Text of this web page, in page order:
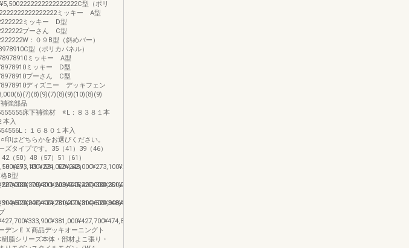
型（ポリ
ミッキー A型
ミッキー D型
プーさん C型
：０９B型（斜めバー）
型（ポリカパネル）
ミッキー A型
ミッキー D型
プーさん C型
ディズニー デッキフェン
補強部品
床下補強材 ※L：８３８１本
本入
：１６８０１本入
はどちらかをお選びください。
タイプです。35（41）39（46）
（50）48（57）51（61）
（69）49（58）52（62）
B型
デンＥＸ商品デッキオーニングト
脂シリーズ本体・部材よこ張り・